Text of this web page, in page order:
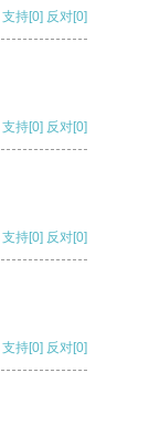
支持[0] 反对[0]
支持[0] 反对[0]
支持[0] 反对[0]
支持[0] 反对[0]